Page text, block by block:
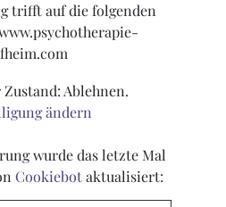
trifft auf die folgenden
Ablehnen.
ändern
wurde das letzte Mal
Cookiebotaktualisiert: